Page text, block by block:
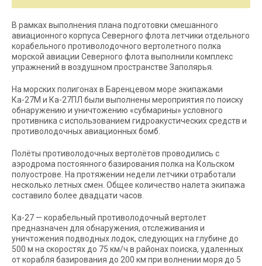
В рамках выполнения плана подготовки смешанного
авиационного корпуса Северного флота летчики отдельного
корабельного противолодочного вертолетного полка
морской авиации Северного флота выполнили комплекс
упражнений в воздушном пространстве Заполярья.
На морских полигонах в Баренцевом море экипажами
Ка-27М и Ка-27ПЛ были выполнены мероприятия по поиску
обнаружению и уничтожению «субмарины» условного
противника с использованием гидроакустических средств и
противолодочных авиационных бомб.
Полёты противолодочных вертолётов проводились с
аэродрома постоянного базирования полка на Кольском
полуострове. На протяжении недели летчики отработали
несколько летных смен. Общее количество налета экипажа
составило более двадцати часов.
Ка-27 — корабельный противолодочный вертолет
предназначен для обнаружения, отслеживания и
уничтожения подводных лодок, следующих на глубине до
500 м на скоростях до 75 км/ч в районах поиска, удаленных
от корабля базирования до 200 км при волнении моря до 5